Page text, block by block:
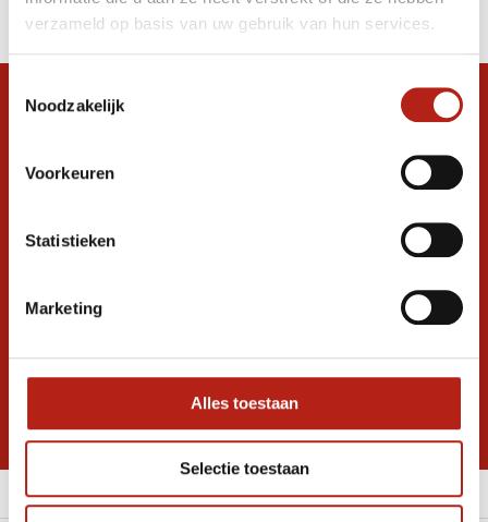
verzameld op basis van uw gebruik van hun services.
Noodzakelijk
Voorkeuren
Statistieken
Marketing
Alles toestaan
Selectie toestaan
Sorteren op
Snel antwoord op je vraag?
graag verder. 24/7
Ontvang de nieuwste aanbiedingen en
Inschrijven voor
* Lees hier de wettelijke beperkingen
Meer informatie